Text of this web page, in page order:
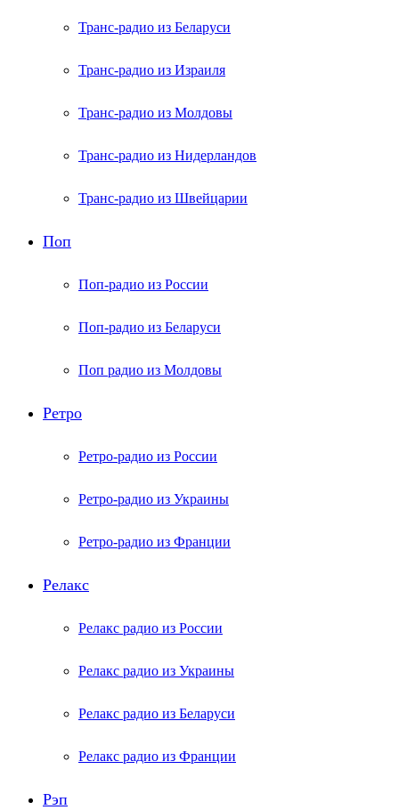
Транс-радио из Беларуси
Транс-радио из Израиля
Транс-радио из Молдовы
Транс-радио из Нидерландов
Транс-радио из Швейцарии
Поп
Поп-радио из России
Поп-радио из Беларуси
Поп радио из Молдовы
Ретро
Ретро-радио из России
Ретро-радио из Украины
Ретро-радио из Франции
Релакс
Релакс радио из России
Релакс радио из Украины
Релакс радио из Беларуси
Релакс радио из Франции
Рэп